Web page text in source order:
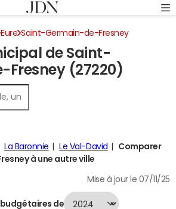
Eure Saint-Germain-de-Fresney
de Saint-
Fresney (27220)
La Baronnie Le Val-David
Comparer
à une autre ville
Mise à jour le 07/11/25
de